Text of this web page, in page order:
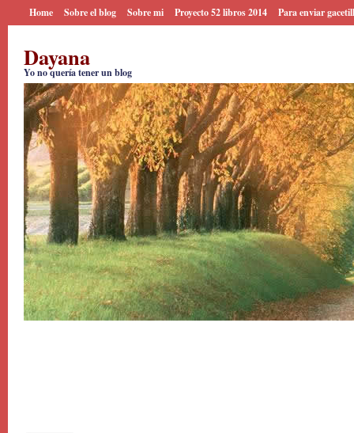
Home Sobre el blog Sobre mi Proyecto 52 libros 2014 Para enviar
Dayana
Yo no quería tener un blog